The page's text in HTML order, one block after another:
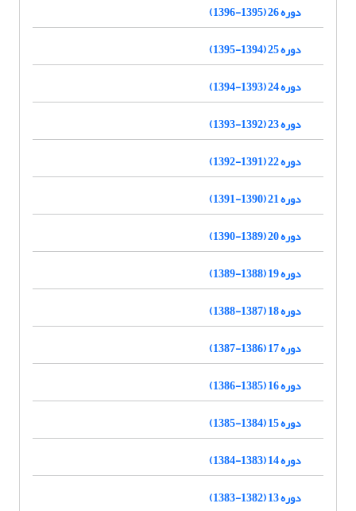
دوره 26 (1395-1396)
دوره 25 (1394-1395)
دوره 24 (1393-1394)
دوره 23 (1392-1393)
دوره 22 (1391-1392)
دوره 21 (1390-1391)
دوره 20 (1389-1390)
دوره 19 (1388-1389)
دوره 18 (1387-1388)
دوره 17 (1386-1387)
دوره 16 (1385-1386)
دوره 15 (1384-1385)
دوره 14 (1383-1384)
دوره 13 (1382-1383)